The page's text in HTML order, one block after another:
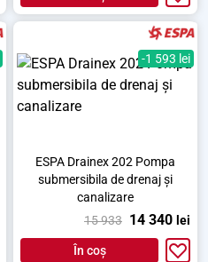
-1 593 lei
ESPA Drainex 202 Pompa
submersibila de drenaj și
canalizare
15 933 14 340 lei
În coș